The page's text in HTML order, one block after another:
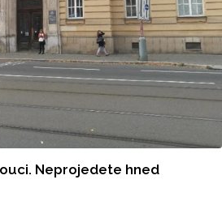
Neprojedete hned